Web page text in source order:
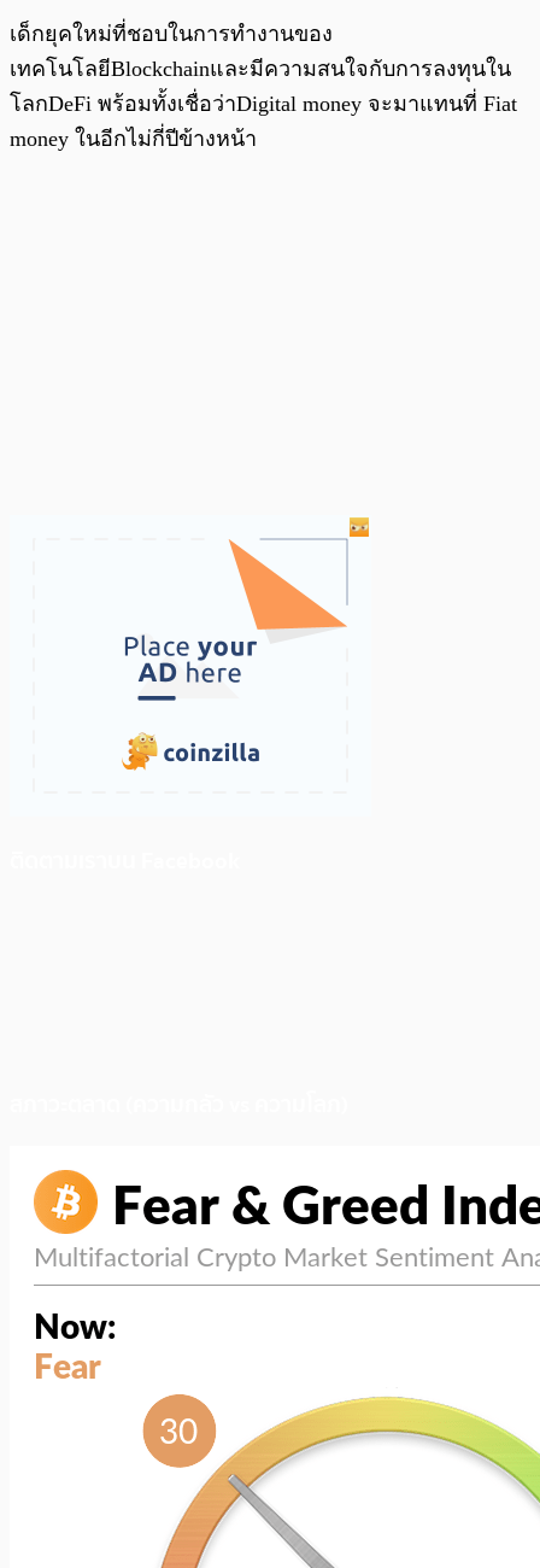
เด็กยุคใหม่ที่ชอบในการทำงานของ
เทคโนโลยีBlockchainและมีความสนใจกับการลงทุนใน
โลกDeFi พร้อมทั้งเชื่อว่าDigital money จะมาแทนที่ Fiat
money ในอีกไม่กี่ปีข้างหน้า